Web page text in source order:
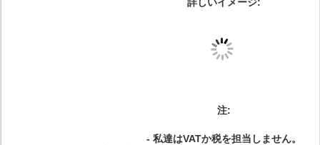
注:
- 私達はVATか税を担当しません。